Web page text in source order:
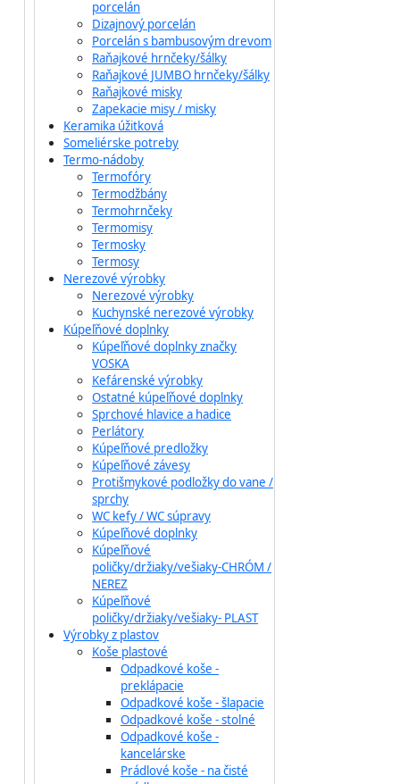
porcelán
Dizajnový porcelán
Porcelán s bambusovým drevom
Raňajkové hrnčeky/šálky
Raňajkové JUMBO hrnčeky/šálky
Raňajkové misky
Zapekacie misy / misky
Keramika úžitková
Someliérske potreby
Termo-nádoby
Termofóry
Termodžbány
Termohrnčeky
Termomisy
Termosky
Termosy
Nerezové výrobky
Nerezové výrobky
Kuchynské nerezové výrobky
Kúpeľňové doplnky
Kúpeľňové doplnky značky
VOSKA
Kefárenské výrobky
Ostatné kúpeľňové doplnky
Sprchové hlavice a hadice
Perlátory
Kúpeľňové predložky
Kúpeľňové závesy
Protišmykové podložky do vane /
sprchy
WC kefy / WC súpravy
Kúpeľňové doplnky
Kúpeľňové
poličky/držiaky/vešiaky-CHRÓM /
NEREZ
Kúpeľňové
poličky/držiaky/vešiaky- PLAST
Výrobky z plastov
Koše plastové
Odpadkové koše -
preklápacie
Odpadkové koše - šlapacie
Odpadkové koše - stolné
Odpadkové koše -
kancelárske
Prádlové koše - na čisté